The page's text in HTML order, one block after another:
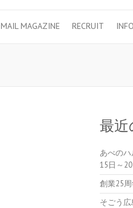
MAIL MAGAZINE RECRUIT
最近
あべの
15日～
創業25
そごう